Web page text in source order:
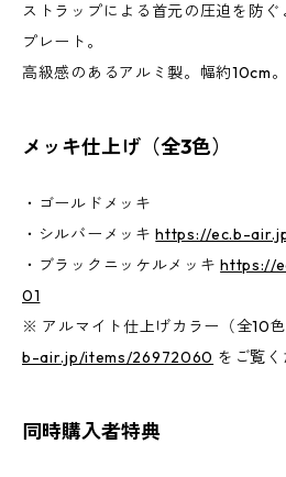
ストラップによる首元の圧迫を防
プレート。
高級感のあるアルミ製。幅約10cm。
メッキ仕上げ（全3色）
・ゴールドメッキ
・シルバーメッキhttps://ec.b-
・ブラックニッケルメッキhttps://
01
※ アルマイト仕上げカラー（全10
b-air.jp/items/26972060 をご覧く
同時購入者特典